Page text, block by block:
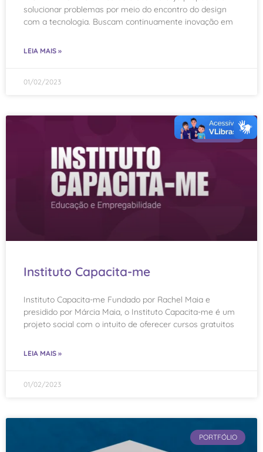
solucionar problemas por meio do encontro do design
com a tecnologia. Buscam continuamente inovação em
LEIA MAIS »
01/02/2023
PORTFÓLIO
Instituto Capacita-me
Instituto Capacita-me Fundado por Rachel Maia e
presidido por Márcia Maia, o Instituto Capacita-me é um
projeto social com o intuito de oferecer cursos gratuitos
LEIA MAIS »
01/02/2023
PORTFÓLIO